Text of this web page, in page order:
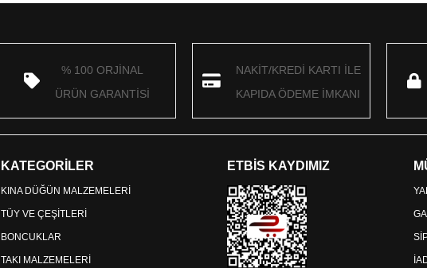
% 100 ORJİNAL
ÜRÜN GARANTİSİ
NAKİT/KREDİ KARTI İLE
KAPIDA ÖDEME İMKANI
KATEGORİLER
KINA DÜĞÜN MALZEMELERİ
TÜY VE ÇEŞİTLERİ
BONCUKLAR
TAKI MALZEMELERİ
ETBİS KAYDIMIZ